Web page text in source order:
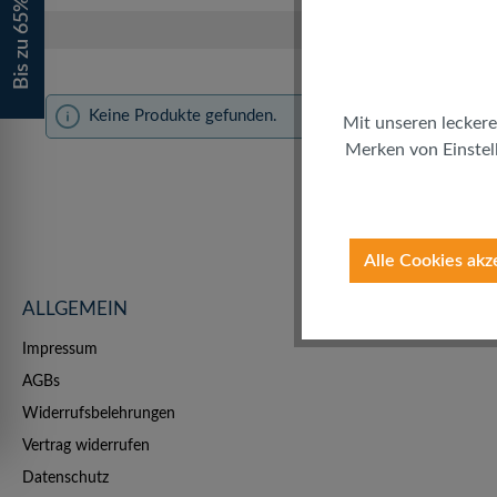
Keine Produkte gefunden.
ALLGEMEIN
Impressum
AGBs
Widerrufsbelehrungen
Vertrag widerrufen
Datenschutz
Mit unseren
Merken von
Alle Cookies